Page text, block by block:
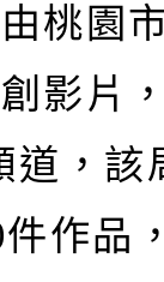
桃園
影片
道，該
作品